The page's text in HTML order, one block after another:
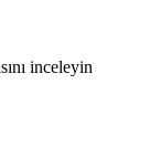
inceleyin